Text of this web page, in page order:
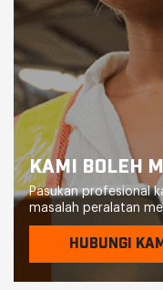
KAMI BOLEH
Pasukan profesional
masalah peralatan
HUBUNGI